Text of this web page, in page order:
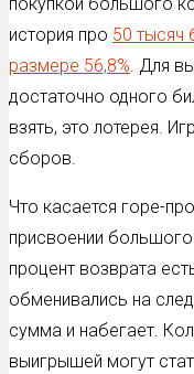
покупкой большого
история про 50 тысяч
размере 56,8%. Для
достаточно одного
взять, это лотерея.
сборов.
Что касается горе-
присвоении большого
процент возврата
обменивались на
сумма и набегает.
выигрышей могут